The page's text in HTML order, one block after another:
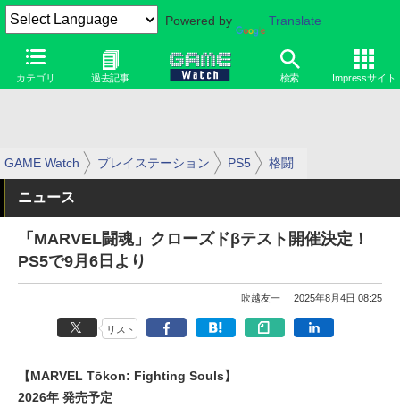
Powered by Translate
カテゴリ 過去記事 検索 Impressサイト
GAME Watch プレイステーション PS5 格闘
ニュース
「MARVEL闘魂」クローズドβテスト開催決定！
PS5で9月6日より
吹越友一 2025年8月4日 08:25
リスト
【MARVEL Tōkon: Fighting Souls】
2026年 発売予定